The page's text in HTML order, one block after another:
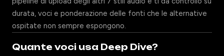
durata, voci e ponderazione delle fonti che le alternative
ospitate non sempre espongono.
Quante voci usa Deep Dive?